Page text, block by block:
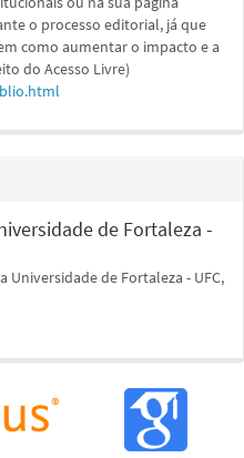
o processo editorial, já que
como aumentar o impacto e a
do Acesso Livre)
de Fortaleza -
de Fortaleza - UFC,